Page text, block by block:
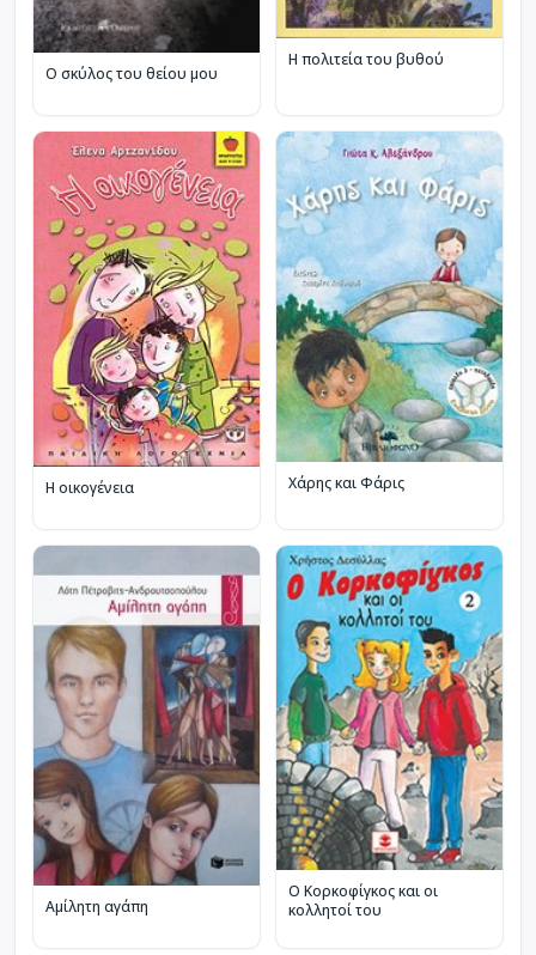
Ο σκύλος του θείου μου
Η πολιτεία του βυθού
Η οικογένεια Χάρης και Φάρις
Αμίλητη αγάπη
Ο Κορκοφίγκος και οι
κολλητοί του